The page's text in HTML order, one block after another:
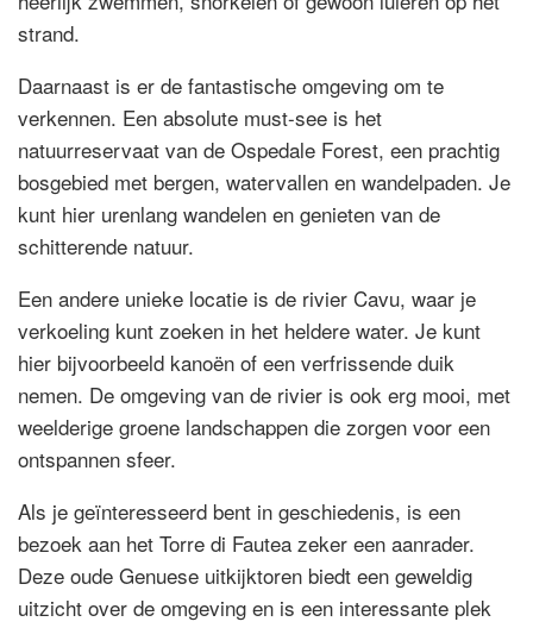
strand.
Daarnaast is er de fantastische omgeving om te
verkennen. Een absolute must-see is het
natuurreservaat van de Ospedale Forest, een prachtig
bosgebied met bergen, watervallen en wandelpaden. Je
kunt hier urenlang wandelen en genieten van de
schitterende natuur.
Een andere unieke locatie is de rivier Cavu, waar je
verkoeling kunt zoeken in het heldere water. Je kunt
hier bijvoorbeeld kanoën of een verfrissende duik
nemen. De omgeving van de rivier is ook erg mooi, met
weelderige groene landschappen die zorgen voor een
ontspannen sfeer.
Als je geïnteresseerd bent in geschiedenis, is een
bezoek aan het Torre di Fautea zeker een aanrader.
Deze oude Genuese uitkijktoren biedt een geweldig
uitzicht over de omgeving en is een interessante plek